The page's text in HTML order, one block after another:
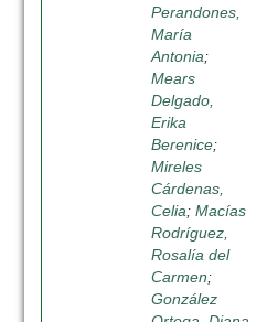
Perandones,
María
Antonia;
Mears
Delgado,
Erika
Berenice;
Mireles
Cárdenas,
Celia;Macías
Rodríguez,
Rosalía del
Carmen;
González